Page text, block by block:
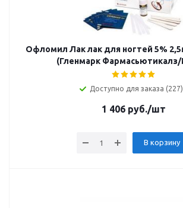
Офломил Лак лак для ногтей 5%
(Гленмарк
Доступно для заказа (227)
1 406 руб./шт
В корзину